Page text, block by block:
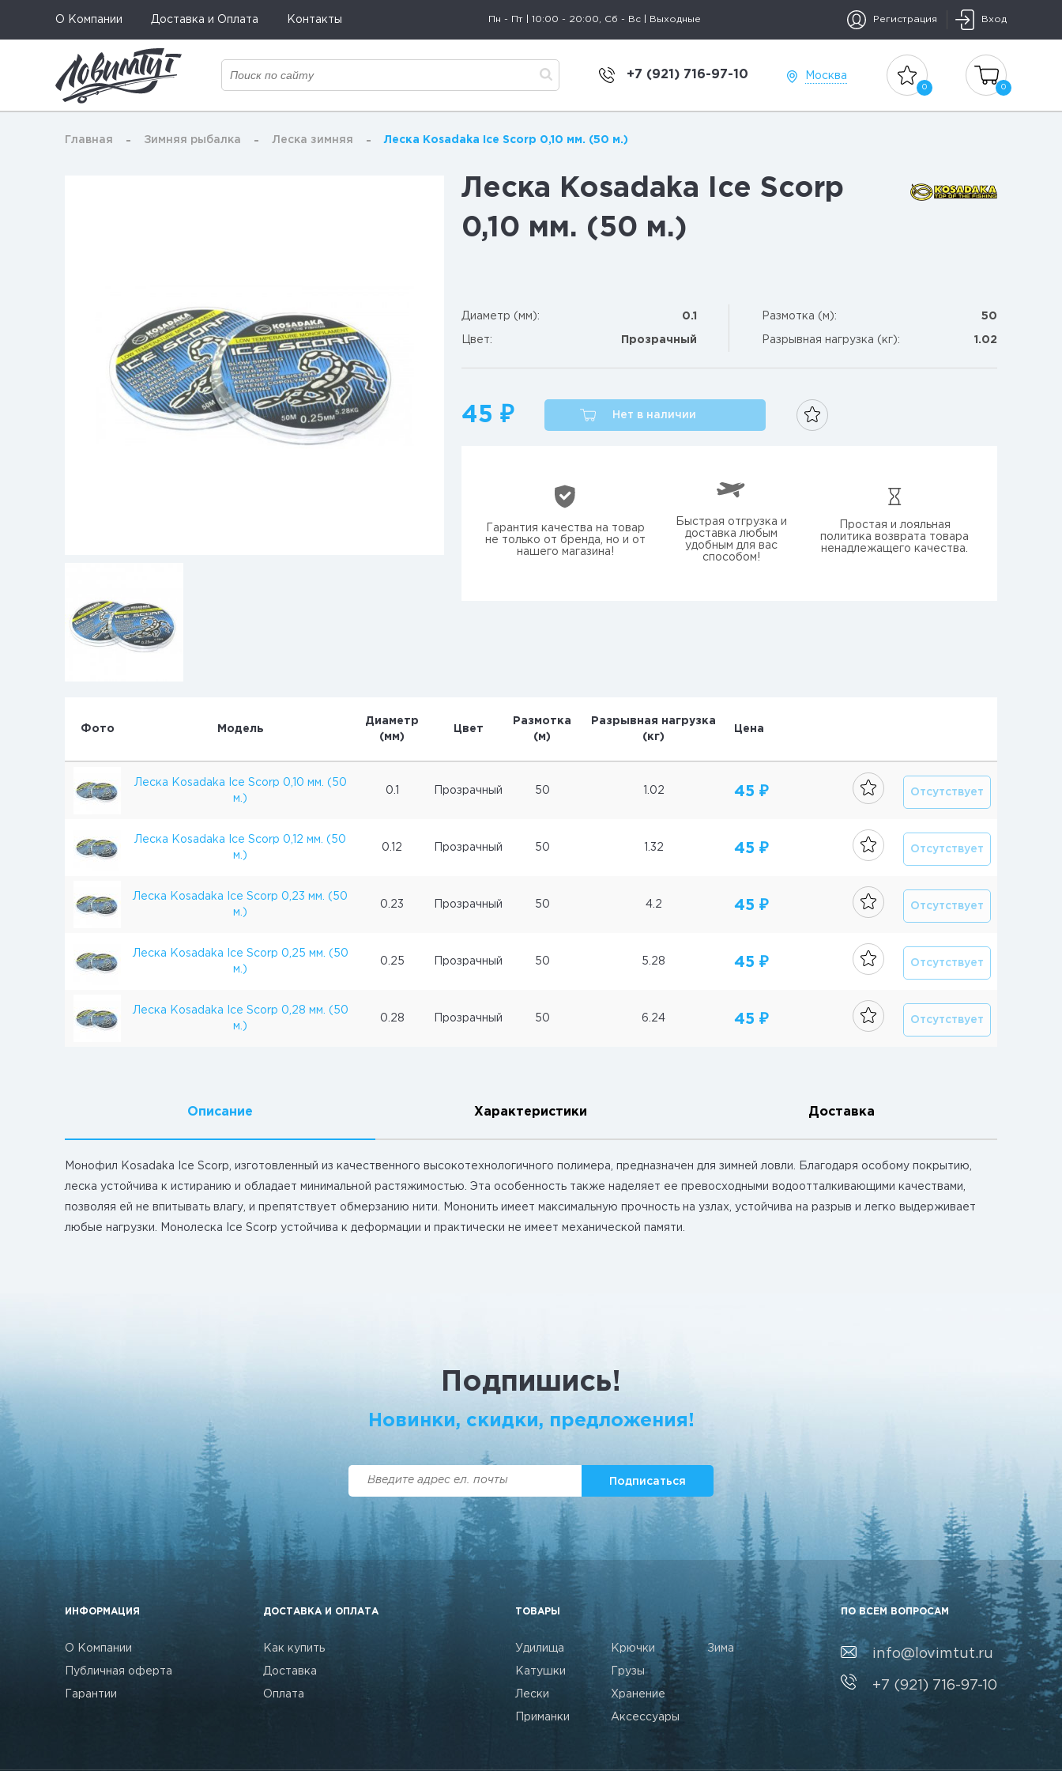
О Компании Доставка и Оплата Контакты Пн - Пт | 10:00 - 20:00, Сб - Вс | Выходные Регистрация Вход
+7 (921) 716-97-10 Москва
0 0
Главная Зимняя рыбалка Леска зимняя Леска Kosadaka Ice Scorp 0,10 мм. (50 м.)
Леска Kosadaka Ice Scorp
0,10 мм. (50 м.)
Диаметр (мм): 0.1
Цвет: Прозрачный
Размотка (м): 50
Разрывная нагрузка (кг): 1.02
45 ₽ Нет в наличии
Гарантия качества на товар
не только от бренда, но и от
нашего магазина!
Быстрая отгрузка и
доставка любым
удобным для вас
способом!
Простая и лояльная
политика возврата товара
ненадлежащего качества.
Фото Модель
Диаметр
(мм)
Цвет
Размотка
(м)
Разрывная нагрузка
(кг)
Цена
Леска Kosadaka Ice Scorp 0,10 мм. (50
м.)
0.1 Прозрачный 50 1.02 45 ₽ Отсутствует
Леска Kosadaka Ice Scorp 0,12 мм. (50
м.)
0.12 Прозрачный 50 1.32 45 ₽ Отсутствует
Леска Kosadaka Ice Scorp 0,23 мм. (50
м.)
0.23 Прозрачный 50 4.2 45 ₽ Отсутствует
Леска Kosadaka Ice Scorp 0,25 мм. (50
м.)
0.25 Прозрачный 50 5.28 45 ₽ Отсутствует
Леска Kosadaka Ice Scorp 0,28 мм. (50
м.)
0.28 Прозрачный 50 6.24 45 ₽ Отсутствует
Описание Характеристики Доставка
Монофил Kosadaka Ice Scorp, изготовленный из качественного высокотехнологичного полимера, предназначен для зимней ловли. Благодаря особому покрытию,
леска устойчива к истиранию и обладает минимальной растяжимостью. Эта особенность также наделяет ее превосходными водоотталкивающими качествами,
позволяя ей не впитывать влагу, и препятствует обмерзанию нити. Мононить имеет максимальную прочность на узлах, устойчива на разрыв и легко выдерживает
любые нагрузки. Монолеска Ice Scorp устойчива к деформации и практически не имеет механической памяти.
Подпишись!
Новинки, cкидки, предложения!
Подписаться
ИНФОРМАЦИЯ
О Компании
Публичная оферта
Гарантии
ДОСТАВКА И ОПЛАТА
Как купить
Доставка
Оплата
ТОВАРЫ
Удилища
Катушки
Лески
Приманки
Крючки
Грузы
Хранение
Аксессуары
Зима
ПО ВСЕМ ВОПРОСАМ
info@lovimtut.ru
+7 (921) 716-97-10